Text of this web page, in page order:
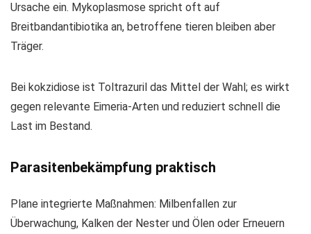
Ursache ein. Mykoplasmose spricht oft auf
Breitbandantibiotika an, betroffene tieren bleiben aber
Träger.
Bei kokzidiose ist Toltrazuril das Mittel der Wahl; es wirkt
gegen relevante Eimeria‑Arten und reduziert schnell die
Last im Bestand.
Parasitenbekämpfung praktisch
Plane integrierte Maßnahmen: Milbenfallen zur
Überwachung, Kalken der Nester und Ölen oder Erneuern